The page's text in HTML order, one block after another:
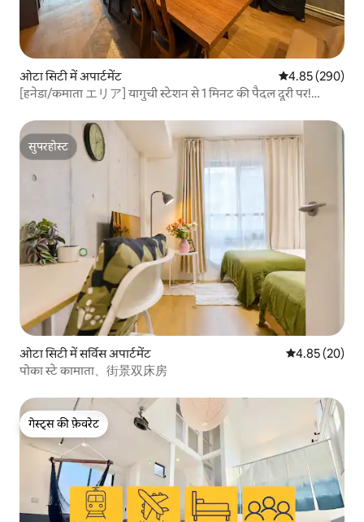
ओटा सिटी में अपार्टमेंट औसत रेटिंग 5 में से
4.85 (290)
[हनेडा/कमाता エリア] यागुची स्टेशन से 1 मिनट की पैदल दूरी पर!
रूफटॉप BBQ · PS4 · बड़ा टीवी उपलब्ध है
सुपरहोस्ट
सुपरहोस्ट
ओटा सिटी में सर्विस अपार्टमेंट औसत रेटिंग 5 में
4.85 (20)
पोका स्टे कामाता、街景双床房
गेस्ट्स की फ़ेवरेट
गेस्ट्स की फ़ेवरेट